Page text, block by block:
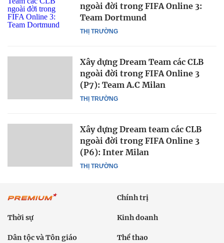
THỊ TRƯỜNG
ngoài đời trong FIFA Online 3:
Team Dortmund
THỊ TRƯỜNG
Xây dựng Dream Team các CLB
ngoài đời trong FIFA Online 3
(P7): Team A.C Milan
THỊ TRƯỜNG
Xây dựng Dream team các CLB
ngoài đời trong FIFA Online 3
(P6): Inter Milan
Chính trị
Thời sự Kinh doanh
Dân tộc và Tôn giáo Thể thao